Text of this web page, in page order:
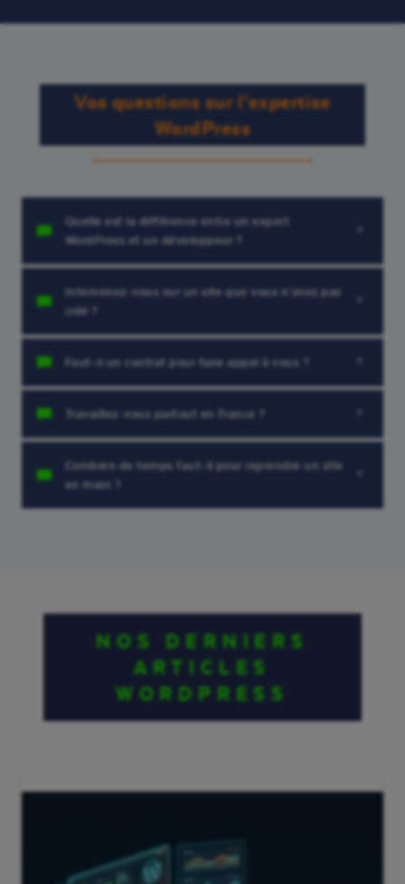
Vos questions sur l’expertise
WordPress
Quelle est la différence entre un expert
WordPress et un développeur ?
Intervenez-vous sur un site que vous n’avez pas
créé ?
Faut-il un contrat pour faire appel à vous ?
Travaillez-vous partout en France ?
Combien de temps faut-il pour reprendre un site
en main ?
NOS DERNIERS
ARTICLES
WORDPRESS